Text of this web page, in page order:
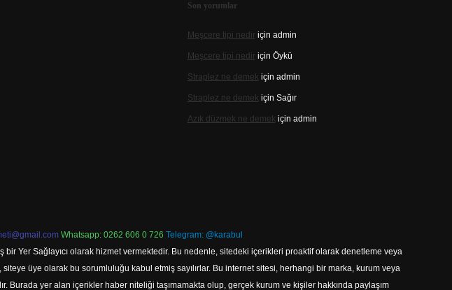
Son yorumlar
Meşcere tipi nediriçin admin
Meşcere tipi nediriçin Öykü
Straplez ne demek için admin
Straplez ne demek için Sağır
Azık düzmek ne demek için admin
Whatsapp: 0262 606 0 726 Telegram: @karabul
Yer Sağlayıcı olarak hizmet vermektedir. Bu nedenle, sitedeki içerikleri proaktif olarak denetleme veya
üye olarak bu sorumluluğu kabul etmiş sayılırlar. Bu internet sitesi, herhangi bir marka, kurum veya
Burada yer alan içerikler haber niteliği taşımamakta olup, gerçek kurum ve kişiler hakkında paylaşım